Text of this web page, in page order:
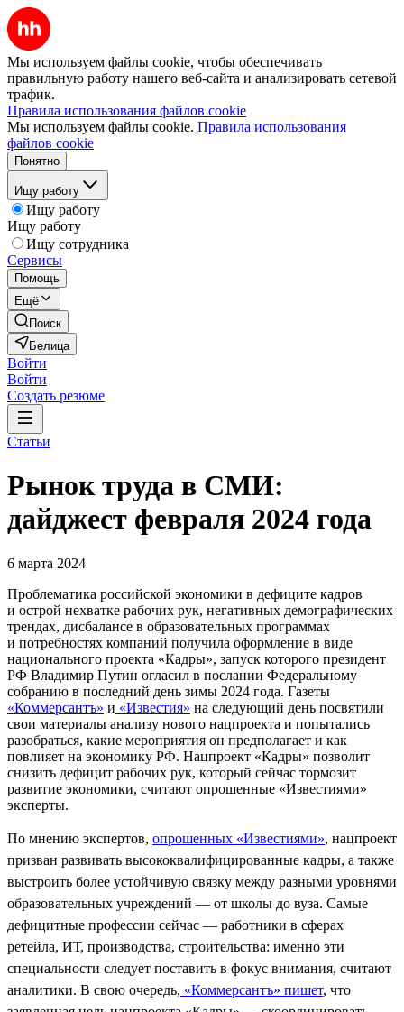
Мы используем файлы cookie, чтобы обеспечивать
правильную работу нашего веб-сайта и анализировать сетевой
трафик.
Правила использования файлов cookie
Мы используем файлы cookie. Правила использования
файлов cookie
Понятно
Ищу работу
Ищу работу
Ищу работу
Ищу сотрудника
Сервисы
Помощь
Ещё
Поиск
Белица
Войти
Войти
Создать резюме
Статьи
Рынок труда в СМИ:
дайджест февраля 2024 года
6 марта 2024
Проблематика российской экономики в дефиците кадров
и острой нехватке рабочих рук, негативных демографических
трендах, дисбалансе в образовательных программах
и потребностях компаний получила оформление в виде
национального проекта «Кадры», запуск которого президент
РФ Владимир Путин огласил в послании Федеральному
собранию в последний день зимы 2024 года. Газеты
«Коммерсантъ» и «Известия» на следующий день посвятили
свои материалы анализу нового нацпроекта и попытались
разобраться, какие мероприятия он предполагает и как
повлияет на экономику РФ. Нацпроект «Кадры» позволит
снизить дефицит рабочих рук, который сейчас тормозит
развитие экономики, считают опрошенные «Известиями»
эксперты.
По мнению экспертов, опрошенных «Известиями», нацпроект
призван развивать высококвалифицированные кадры, а также
выстроить более устойчивую связку между разными уровнями
образовательных учреждений — от школы до вуза. Самые
дефицитные профессии сейчас — работники в сферах
ретейла, ИТ, производства, строительства: именно эти
специальности следует поставить в фокус внимания, считают
аналитики. В свою очередь, «Коммерсантъ» пишет, что